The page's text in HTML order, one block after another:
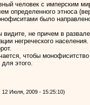
человек с имперским
определенного этноса
было
видите, не причем в
негреческого
чтобы
этого.
12 Июля, 2009 - 15:25:10)